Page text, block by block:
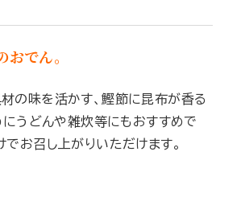
でん。
の味を活かす、鰹節に昆布が香る
にうどんや雑炊等にもおすすめで
でお召し上がりいただけます。